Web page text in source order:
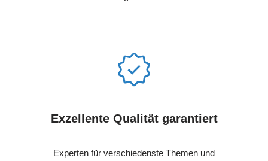
Exzellente Qualität garantiert
Experten für verschiedenste Themen und